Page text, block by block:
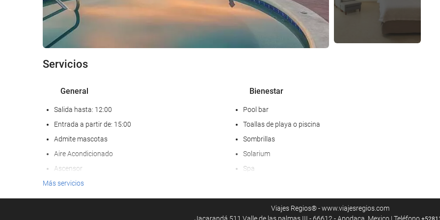
Servicios
General
Salida hasta: 12:00
Entrada a partir de: 15:00
Admite mascotas
Aire Acondicionado
Ascensor
Adaptado para personas con movilidad reducida
Habitaciones No fumadores
Bienestar
Pool bar
Toallas de playa o piscina
Sombrillas
Solarium
Spa
Servicio de masaje
Servicio de peluquería
Más servicios
Viajes Regios® - www.viajesregios.com